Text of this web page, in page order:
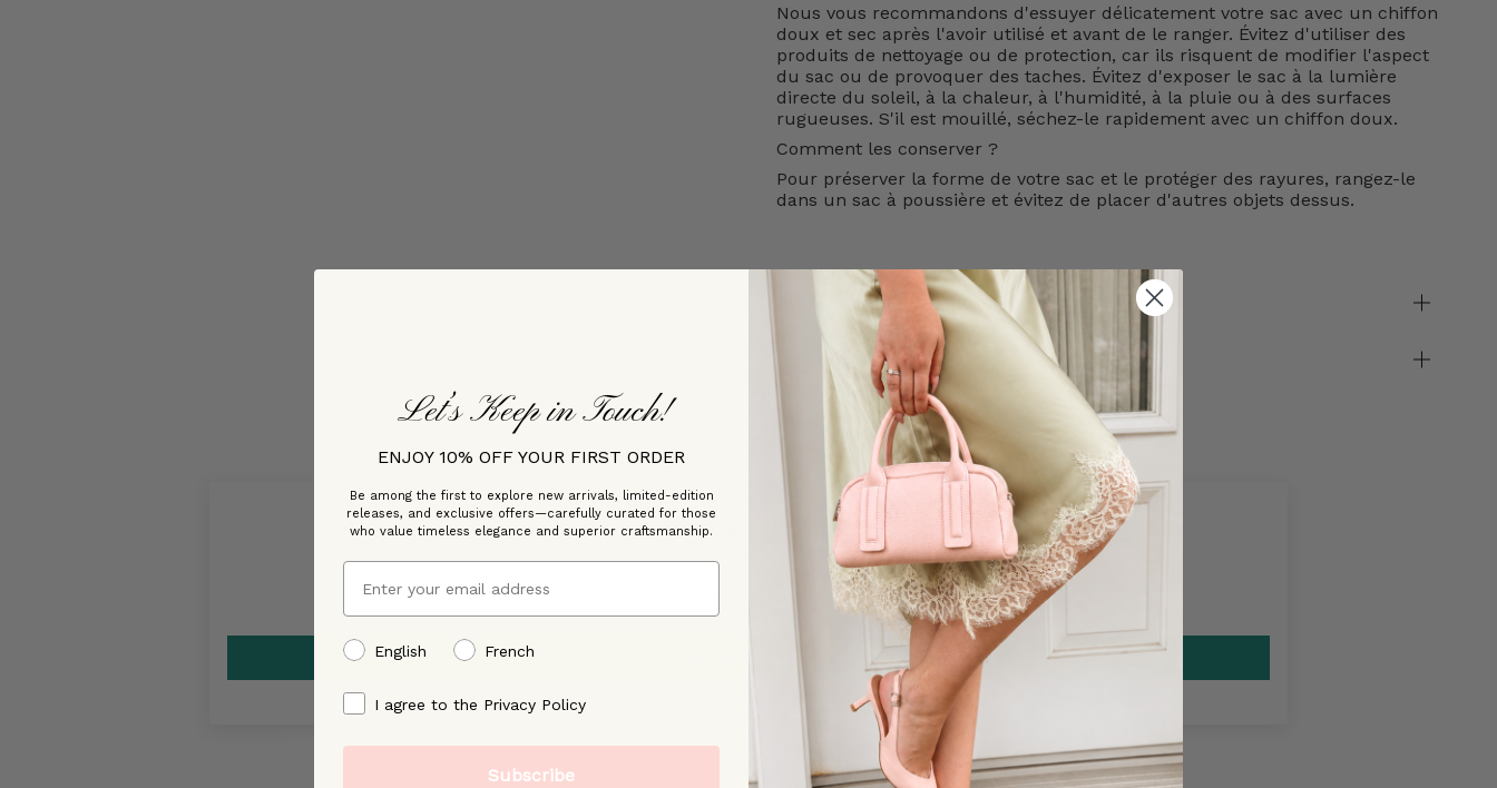
Nous vous recommandons d'essuyer délicatement votre sac avec un chiffon
doux et sec après l'avoir utilisé et avant de le ranger. Évitez d'utiliser des
produits de nettoyage ou de protection, car ils risquent de modifier l'aspect
du sac ou de provoquer des taches. Évitez d'exposer le sac à la lumière
directe du soleil, à la chaleur, à l'humidité, à la pluie ou à des surfaces
rugueuses. S'il est mouillé, séchez-le rapidement avec un chiffon doux.
Comment les conserver ?
Pour préserver la forme de votre sac et le protéger des rayures, rangez-le
dans un sac à poussière et évitez de placer d'autres objets dessus.
DELIVERY AND RETURNS
CONTACTEZ-NOUS
Customer Reviews
Be the first to write a review
Let’s Keep in Touch!
ENJOY 10% OFF YOUR FIRST ORDER
Be among the first to explore new arrivals, limited-edition
releases, and exclusive offers—carefully curated for those
who value timeless elegance and superior craftsmanship.
Email
preffered language
English French
By signing up, you agree to our [Privacy Policy]
I agree to the Privacy Policy
Subscribe